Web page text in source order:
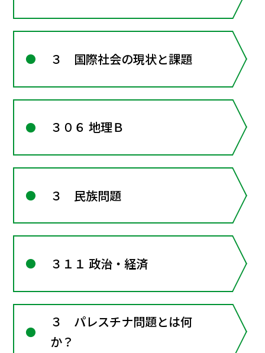
３ 国際社会の現状と課題
３０６ 地理Ｂ
３ 民族問題
３１１ 政治・経済
３ パレスチナ問題とは何
か？